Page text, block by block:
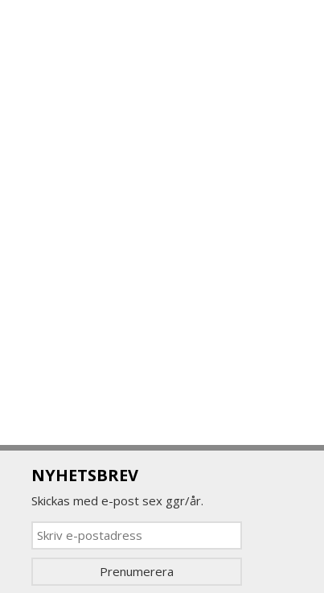
NYHETSBREV
Skickas med e-post sex ggr/år.